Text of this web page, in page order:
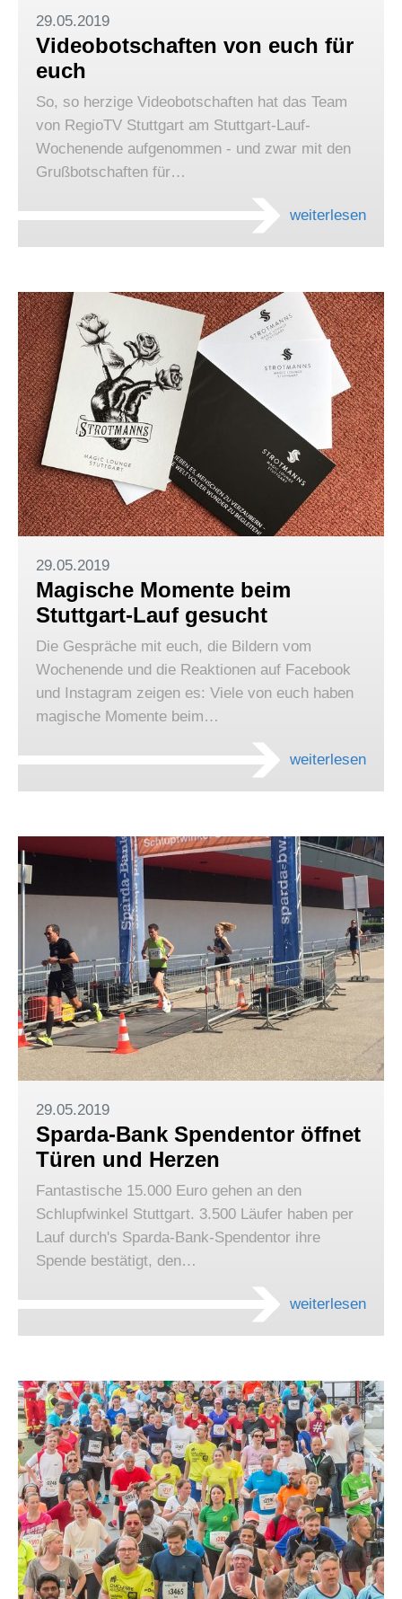
29.05.2019
Videobotschaften von euch für
euch
So, so herzige Videobotschaften hat das Team
von RegioTV Stuttgart am Stuttgart-Lauf-
Wochenende aufgenommen - und zwar mit den
Grußbotschaften für…
weiterlesen
29.05.2019
Magische Momente beim
Stuttgart-Lauf gesucht
Die Gespräche mit euch, die Bildern vom
Wochenende und die Reaktionen auf Facebook
und Instagram zeigen es: Viele von euch haben
magische Momente beim…
weiterlesen
29.05.2019
Sparda-Bank Spendentor öffnet
Türen und Herzen
Fantastische 15.000 Euro gehen an den
Schlupfwinkel Stuttgart. 3.500 Läufer haben per
Lauf durch's Sparda-Bank-Spendentor ihre
Spende bestätigt, den…
weiterlesen